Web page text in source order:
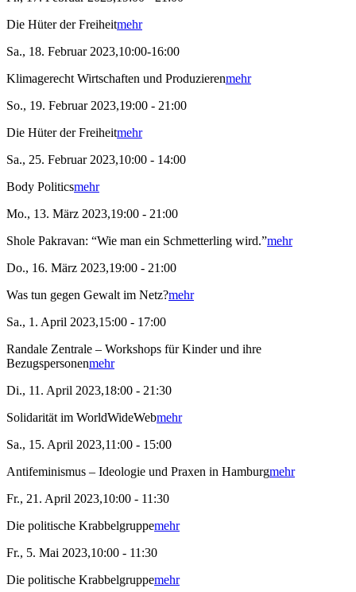
Die Hüter der Freiheitmehr
Sa., 18. Februar 2023,10:00-16:00
Klimagerecht Wirtschaften und Produzierenmehr
So., 19. Februar 2023,19:00 - 21:00
Die Hüter der Freiheitmehr
Sa., 25. Februar 2023,10:00 - 14:00
Body Politicsmehr
Mo., 13. März 2023,19:00 - 21:00
Shole Pakravan: “Wie man ein Schmetterling wird.”mehr
Do., 16. März 2023,19:00 - 21:00
Was tun gegen Gewalt im Netz?mehr
Sa., 1. April 2023,15:00 - 17:00
Randale Zentrale – Workshops für Kinder und ihre
Bezugspersonenmehr
Di., 11. April 2023,18:00 - 21:30
Solidarität im WorldWideWebmehr
Sa., 15. April 2023,11:00 - 15:00
Antifeminismus – Ideologie und Praxen in Hamburgmehr
Fr., 21. April 2023,10:00 - 11:30
Die politische Krabbelgruppemehr
Fr., 5. Mai 2023,10:00 - 11:30
Die politische Krabbelgruppemehr